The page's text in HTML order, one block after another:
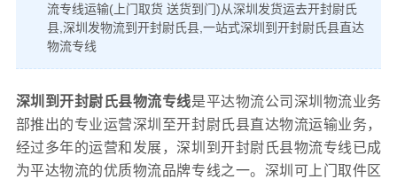
流专线运输(上门取货 送货到门)从深圳发货运去开封尉氏
县,深圳发物流到开封尉氏县,一站式深圳到开封尉氏县直达
物流专线
深圳到开封尉氏县物流专线是平达物流公司深圳物流业务
部推出的专业运营深圳至开封尉氏县直达物流运输业务，
经过多年的运营和发展，深圳到开封尉氏县物流专线已成
为平达物流的优质物流品牌专线之一。深圳可上门取件区